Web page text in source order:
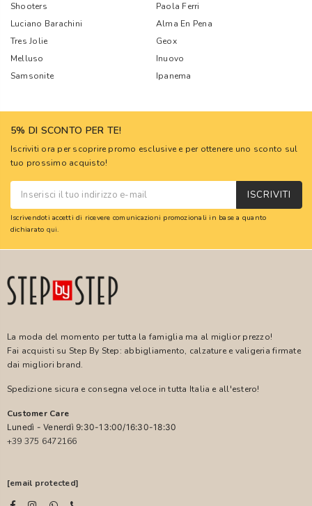
Shooters
Paola Ferri
Luciano Barachini
Alma En Pena
Tres Jolie
Geox
Melluso
Inuovo
Samsonite
Ipanema
5% DI SCONTO PER TE!
Iscriviti ora per scoprire promo esclusive e per ottenere uno sconto sul
tuo prossimo acquisto!
ISCRIVITI
Iscrivendoti accetti di ricevere comunicazioni promozionali in base a quanto
dichiarato qui.
La moda del momento per tutta la famiglia ma al miglior prezzo!
Fai acquisti su Step By Step: abbigliamento, calzature e valigeria firmate
dai migliori brand.
Spedizione sicura e consegna veloce in tutta Italia e all'estero!
Customer Care
Lunedì - Venerdì 9:30-13:00/16:30-18:30
+39 375 6472166
[email protected]